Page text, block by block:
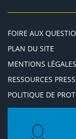
FOIRE AUX
PLAN DU SITE
MENTIONS LÉGALES
RESSOURCES
POLITIQUE DE